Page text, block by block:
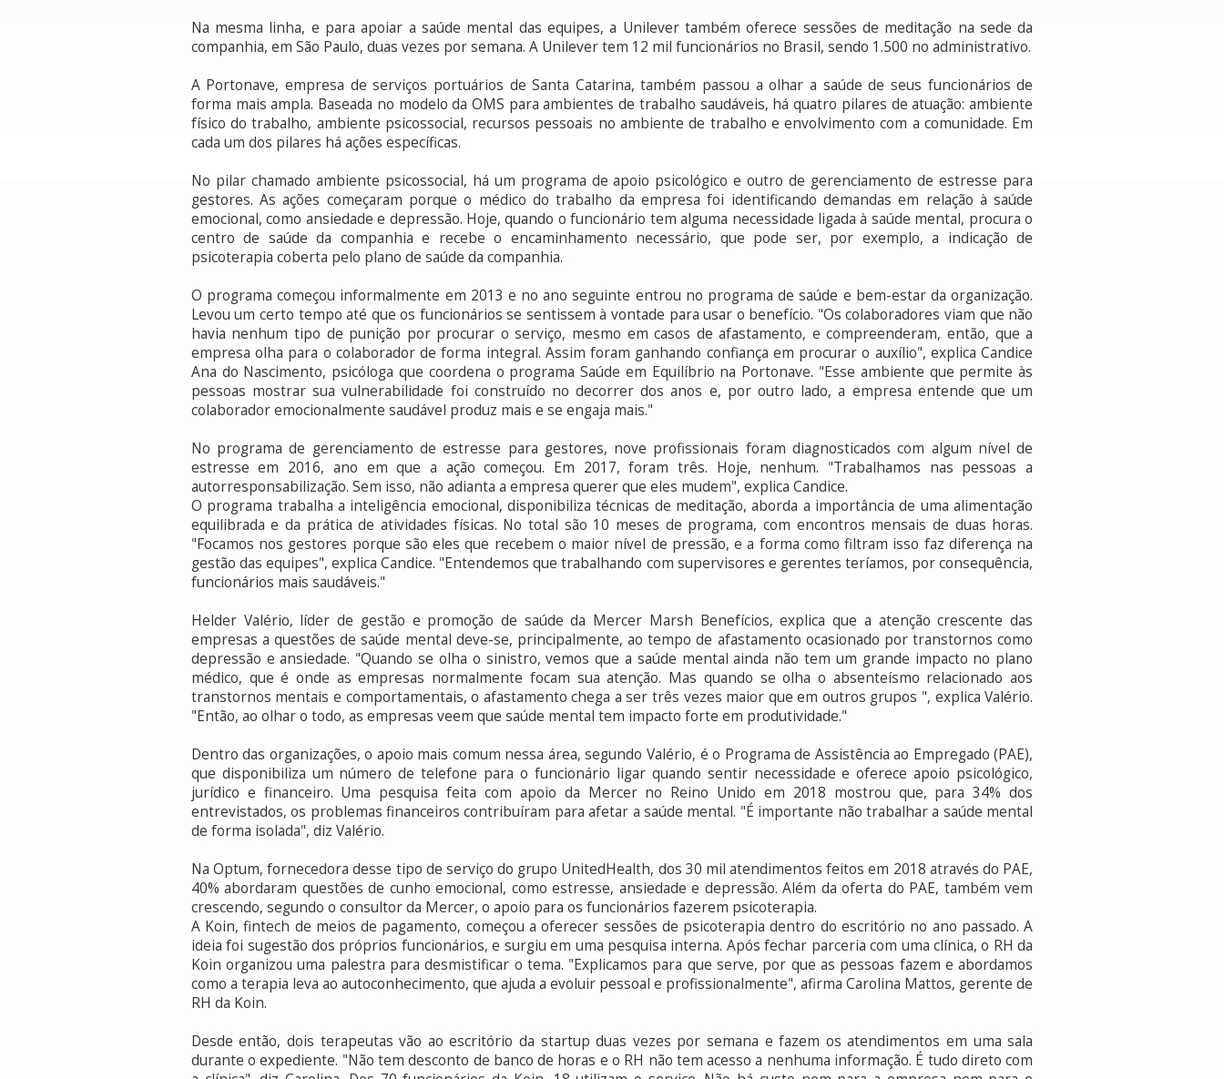
Na mesma linha, e para apoiar a saúde mental das equipes, a Unilever também oferece sessões de meditação na sede da
companhia, em São Paulo, duas vezes por semana. A Unilever tem 12 mil funcionários no Brasil, sendo 1.500 no administrativo.
A Portonave, empresa de serviços portuários de Santa Catarina, também passou a olhar a saúde de seus funcionários de
forma mais ampla. Baseada no modelo da OMS para ambientes de trabalho saudáveis, há quatro pilares de atuação: ambiente
físico do trabalho, ambiente psicossocial, recursos pessoais no ambiente de trabalho e envolvimento com a comunidade. Em
cada um dos pilares há ações específicas.
No pilar chamado ambiente psicossocial, há um programa de apoio psicológico e outro de gerenciamento de estresse para
gestores. As ações começaram porque o médico do trabalho da empresa foi identificando demandas em relação à saúde
emocional, como ansiedade e depressão. Hoje, quando o funcionário tem alguma necessidade ligada à saúde mental, procura o
centro de saúde da companhia e recebe o encaminhamento necessário, que pode ser, por exemplo, a indicação de
psicoterapia coberta pelo plano de saúde da companhia.
O programa começou informalmente em 2013 e no ano seguinte entrou no programa de saúde e bem-estar da organização.
Levou um certo tempo até que os funcionários se sentissem à vontade para usar o benefício. "Os colaboradores viam que não
havia nenhum tipo de punição por procurar o serviço, mesmo em casos de afastamento, e compreenderam, então, que a
empresa olha para o colaborador de forma integral. Assim foram ganhando confiança em procurar o auxílio", explica Candice
Ana do Nascimento, psicóloga que coordena o programa Saúde em Equilíbrio na Portonave. "Esse ambiente que permite às
pessoas mostrar sua vulnerabilidade foi construído no decorrer dos anos e, por outro lado, a empresa entende que um
colaborador emocionalmente saudável produz mais e se engaja mais."
No programa de gerenciamento de estresse para gestores, nove profissionais foram diagnosticados com algum nível de
estresse em 2016, ano em que a ação começou. Em 2017, foram três. Hoje, nenhum. "Trabalhamos nas pessoas a
autorresponsabilização. Sem isso, não adianta a empresa querer que eles mudem", explica Candice.
O programa trabalha a inteligência emocional, disponibiliza técnicas de meditação, aborda a importância de uma alimentação
equilibrada e da prática de atividades físicas. No total são 10 meses de programa, com encontros mensais de duas horas.
"Focamos nos gestores porque são eles que recebem o maior nível de pressão, e a forma como filtram isso faz diferença na
gestão das equipes", explica Candice. "Entendemos que trabalhando com supervisores e gerentes teríamos, por consequência,
funcionários mais saudáveis."
Helder Valério, líder de gestão e promoção de saúde da Mercer Marsh Benefícios, explica que a atenção crescente das
empresas a questões de saúde mental deve-se, principalmente, ao tempo de afastamento ocasionado por transtornos como
depressão e ansiedade. "Quando se olha o sinistro, vemos que a saúde mental ainda não tem um grande impacto no plano
médico, que é onde as empresas normalmente focam sua atenção. Mas quando se olha o absenteísmo relacionado aos
transtornos mentais e comportamentais, o afastamento chega a ser três vezes maior que em outros grupos ", explica Valério.
"Então, ao olhar o todo, as empresas veem que saúde mental tem impacto forte em produtividade."
Dentro das organizações, o apoio mais comum nessa área, segundo Valério, é o Programa de Assistência ao Empregado (PAE),
que disponibiliza um número de telefone para o funcionário ligar quando sentir necessidade e oferece apoio psicológico,
jurídico e financeiro. Uma pesquisa feita com apoio da Mercer no Reino Unido em 2018 mostrou que, para 34% dos
entrevistados, os problemas financeiros contribuíram para afetar a saúde mental. "É importante não trabalhar a saúde mental
de forma isolada", diz Valério.
Na Optum, fornecedora desse tipo de serviço do grupo UnitedHealth, dos 30 mil atendimentos feitos em 2018 através do PAE,
40% abordaram questões de cunho emocional, como estresse, ansiedade e depressão. Além da oferta do PAE, também vem
crescendo, segundo o consultor da Mercer, o apoio para os funcionários fazerem psicoterapia.
A Koin, fintech de meios de pagamento, começou a oferecer sessões de psicoterapia dentro do escritório no ano passado. A
ideia foi sugestão dos próprios funcionários, e surgiu em uma pesquisa interna. Após fechar parceria com uma clínica, o RH da
Koin organizou uma palestra para desmistificar o tema. "Explicamos para que serve, por que as pessoas fazem e abordamos
como a terapia leva ao autoconhecimento, que ajuda a evoluir pessoal e profissionalmente", afirma Carolina Mattos, gerente de
RH da Koin.
Desde então, dois terapeutas vão ao escritório da startup duas vezes por semana e fazem os atendimentos em uma sala
durante o expediente. "Não tem desconto de banco de horas e o RH não tem acesso a nenhuma informação. É tudo direto com